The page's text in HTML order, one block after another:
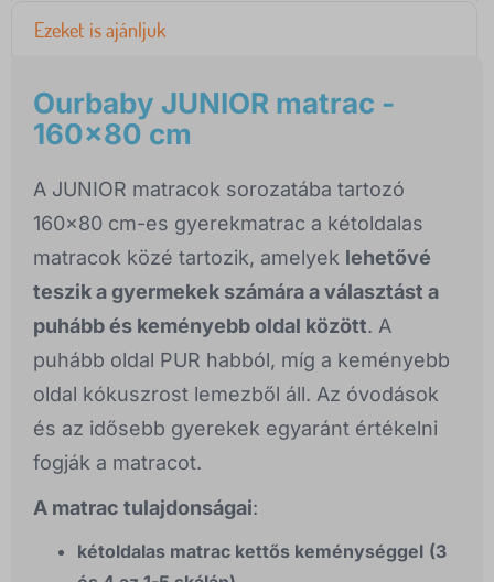
Ezeket is ajánljuk
Ourbaby JUNIOR matrac -
160x80 cm
A JUNIOR matracok sorozatába tartozó
160x80 cm-es gyerekmatrac a kétoldalas
matracok közé tartozik, amelyek lehetővé
teszik a gyermekek számára a választást a
puhább és keményebb oldal között. A
puhább oldal PUR habból, míg a keményebb
oldal kókuszrost lemezből áll. Az óvodások
és az idősebb gyerekek egyaránt értékelni
fogják a matracot.
A matrac tulajdonságai:
kétoldalas matrac kettős keménységgel (3